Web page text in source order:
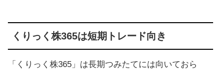
くりっく株365は短期トレード向き
「くりっく株365」は長期つみたてには向いておら